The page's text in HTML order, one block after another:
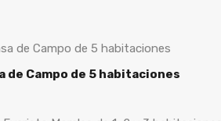
de Campo de 5 habitaciones